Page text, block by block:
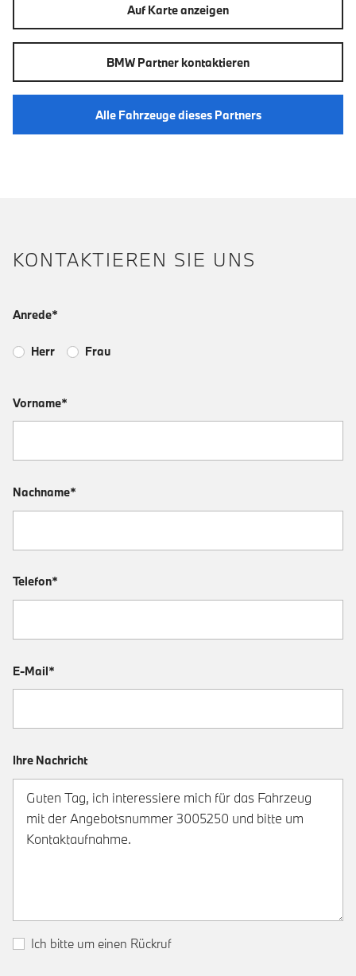
Auf Karte anzeigen
BMW Partner kontaktieren
Alle Fahrzeuge dieses Partners
KONTAKTIEREN SIE UNS
Anrede*
Herr Frau
Vorname*
Nachname*
Telefon*
E-Mail*
Ihre Nachricht
Ich bitte um einen Rückruf